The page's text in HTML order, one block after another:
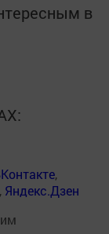
в
,
, Яндекс.Дзен